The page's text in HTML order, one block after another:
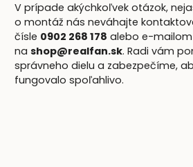
V prípade akýchkoľvek otázok,
o montáž nás neváhajte
čísle 0902 268 178 alebo e-mailom
nashop@realfan.sk. Radi vám
správneho dielu a zabezpečíme,
fungovalo spoľahlivo.